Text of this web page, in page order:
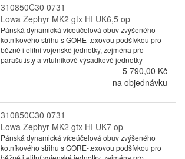
310850C30 0731
Lowa Zephyr MK2 gtx HI UK6,5 op
Pánská dynamická víceúčelová obuv zvýšeného
kotníkového střihu s GORE-texovou podšívkou pro
běžné i elitní vojenské jednotky, zejména pro
parašutisty a vrtulníkové výsadkové jednotky
5 790,00 Kč
na objednávku
310850C30 0731
Lowa Zephyr MK2 gtx HI UK7 op
Pánská dynamická víceúčelová obuv zvýšeného
kotníkového střihu s GORE-texovou podšívkou pro